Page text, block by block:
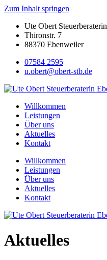
Zum Inhalt springen
Ute Obert Steuerberaterin
Thironstr. 7
88370 Ebenweiler
07584 2595
u.obert@obert-stb.de
Willkommen
Leistungen
Über uns
Aktuelles
Kontakt
Willkommen
Leistungen
Über uns
Aktuelles
Kontakt
Aktuelles